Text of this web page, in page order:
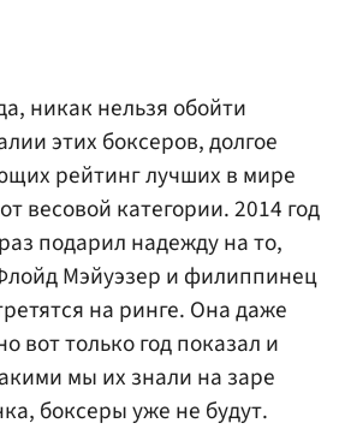
никак нельзя обойти
этих боксеров, долгое
рейтинг лучших в мире
весовой категории. 2014 год
подарил надежду на то,
Мэйуэзер и филиппинец
на ринге. Она даже
вот только год показал и
мы их знали на заре
боксеры уже не будут.